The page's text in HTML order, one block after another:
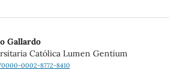
Gallardo
Católica Lumen Gentium
0002-8772-8410